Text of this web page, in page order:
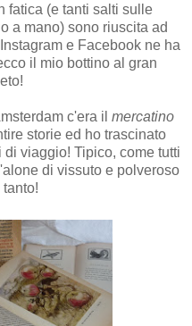
fatica (e tanti salti sulle
a mano) sono riuscita ad
e Facebook ne ha
il mio bottino al gran
c'era il mercatino
storie ed ho trascinato
viaggio! Tipico, come tutti
di vissuto e polveroso